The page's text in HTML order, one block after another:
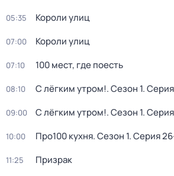
05:35 Короли улиц
07:00 Короли улиц
07:10 100 мест, где поесть
08:10 С лёгким утром!. Сезон 1.
09:00 С лёгким утром!. Сезон 1.
10:00 Про100 кухня. Сезон 1. Серия
11:25 Призрак